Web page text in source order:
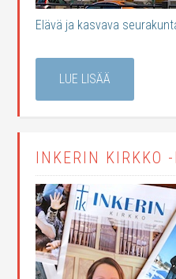
Elävä ja kasvava
LUE LISÄÄ
INKERIN KIRKKO